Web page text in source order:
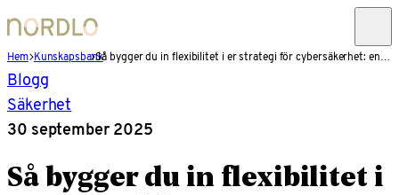
Hem Kunskapsbank Så bygger du in flexibilitet i er strategi för cybersäkerhet: en guide i fyra steg
Blogg
Säkerhet
30 september 2025
Så bygger du in flexibilitet i